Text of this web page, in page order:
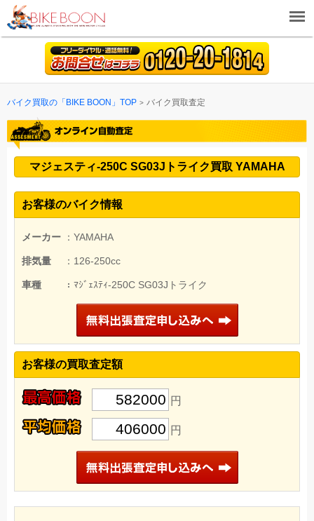
バイク買取の「BIKE BOON」TOP バイク買取査定
マジェスティ-250C SG03Jトライク買取 YAMAHA
お客様のバイク情報
メーカー ：YAMAHA
排気量 ：126-250cc
車種 ：ﾏｼﾞｪｽﾃｨ-250C SG03Jトライク
お客様の買取査定額
582000 円
406000 円